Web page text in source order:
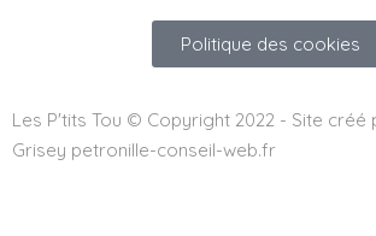
Politique des cookies
Les P'tits Tou © Copyright 2022 - Site créé
Grisey petronille-conseil-web.fr